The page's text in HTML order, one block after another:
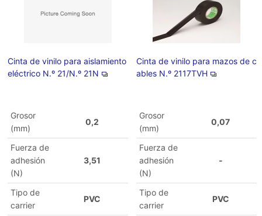
Cinta de vinilo para aislamiento
eléctrico N.º 21/N.º 21N
Grosor
(mm)
0,2
Fuerza de
adhesión
(N)
3,51
Tipo de
carrier
PVC
Cinta de vinilo para mazos de c
ables N.º 2117TVH
Grosor
(mm)
0,07
Fuerza de
adhesión
(N)
-
Tipo de
carrier
PVC